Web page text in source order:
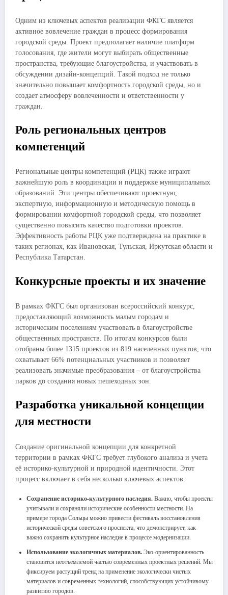
Одним из ключевых аспектов реализации ФКГС является
активное вовлечение граждан в процесс формирования
городской среды. Проект предполагает наличие платформ
голосования, где жители могут выбирать общественные
пространства, требующие благоустройства, и участвовать в
обсуждении дизайн-концепций. Такой подход не только
значительно повышает комфортность городской среды, но и
создает атмосферу вовлеченности и ответственности у
граждан.
Роль региональных центров
компетенций
Региональные центры компетенций (РЦК) также играют
важнейшую роль в координации и поддержке муниципальных
образований. Эти центры обеспечивают проектную,
экспертную, информационную и методическую помощь в
формировании комфортной городской среды, что позволяет
существенно повысить качество подготовки проектов.
Эффективность работы РЦК уже подтверждена на практике в
таких регионах, как Ивановская, Тульская, Иркутская области и
Республика Татарстан.
Конкурсные проекты и их значение
В рамках ФКГС был организован всероссийский конкурс,
предоставляющий возможность малым городам и
историческим поселениям участвовать в благоустройстве
общественных пространств. По итогам конкурсов были
отобраны более 1315 проектов из 819 населенных пунктов, что
охватывает 66% потенциальных участников и позволяет
реализовать значимые преобразования – от благоустройства
парков до создания новых пешеходных зон.
Разработка уникальной концепции
для местности
Создание оригинальной концепции для конкретной
территории в рамках ФКГС требует глубокого анализа и учета
её историко-культурной и природной идентичности. Этот
процесс включает в себя несколько ключевых аспектов:
Сохранение историко-культурного наследия. Важно, чтобы проекты
учитывали и сохраняли исторические особенности местности. На
примере города Сольцы можно привести фестиваль восстановления
исторической среды советского проспекта, что демонстрирует, как
важно сохранить культурное наследие в процессе модернизации.
Использование экологичных материалов. Эко-ориентированность
становится неотъемлемой частью современных проектных решений. Мы
фиксируем растущий тренд на применение экологически чистых
материалов и современных технологий, способствующих устойчивому
развитию городов.